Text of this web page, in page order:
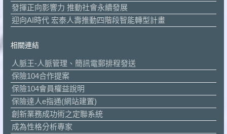
發揮正向影響力 推動社會永續發展
迎向AI時代 宏泰人壽推動四階段智能轉型計畫
相關連結
人脈王-人脈管理、簡訊電郵排程發送
保險104合作提案
保險104會員權益說明
保險達人e指通(網站建置)
創新業務成功術之定聯系統
成為性格分析專家